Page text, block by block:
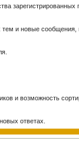
зарегистрированных
тем и новые
и возможность
ответах.